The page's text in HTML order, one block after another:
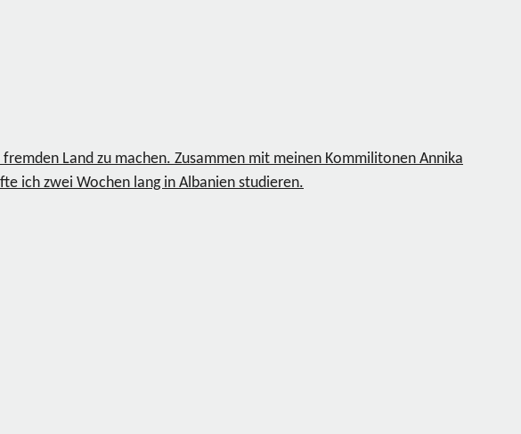
Land zu machen. Zusammen mit meinen Kommilitonen Annika
ich zwei Wochen lang in Albanien studieren.